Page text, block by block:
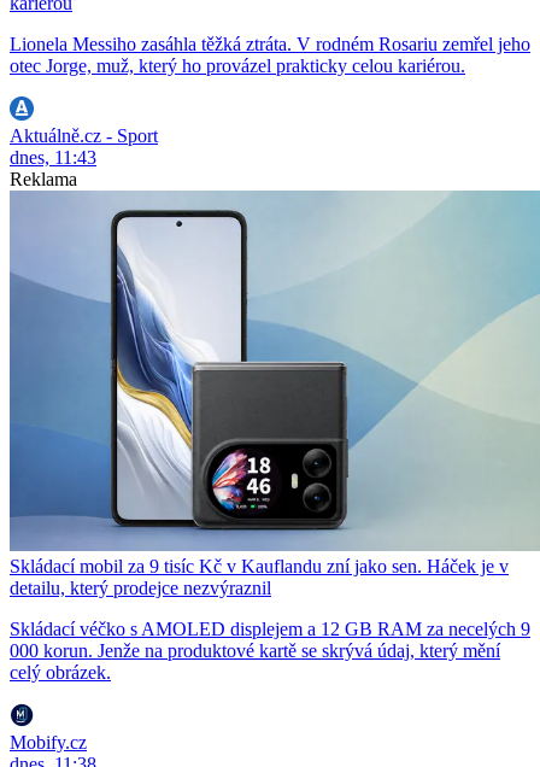
Lionela Messiho zasáhla těžká ztráta. V rodném Rosariu zemřel jeho
otec Jorge, muž, který ho provázel prakticky celou kariérou.
Aktuálně.cz - Sport
dnes, 11:43
Reklama
Skládací mobil za 9 tisíc Kč v Kauflandu zní jako sen. Háček je v
detailu, který prodejce nezvýraznil
Skládací véčko s AMOLED displejem a 12 GB RAM za necelých 9
000 korun. Jenže na produktové kartě se skrývá údaj, který mění
celý obrázek.
Mobify.cz